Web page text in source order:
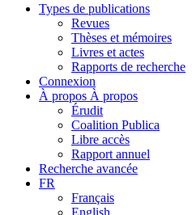
Types de publications
Revues
Thèses et mémoires
Livres et actes
Rapports de recherche
Connexion
À propos À propos
Érudit
Coalition Publica
Libre accès
Rapport annuel
Recherche avancée
FR
Français
English